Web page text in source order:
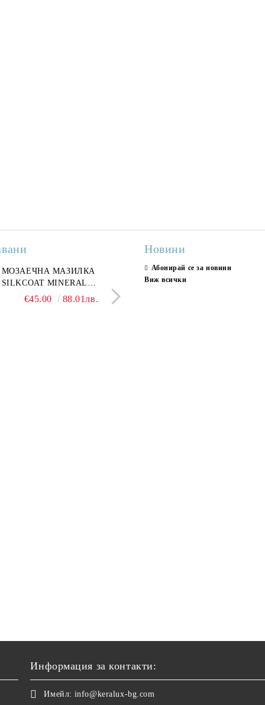
гранитогрес
GREY 60x120 см,
сив мрамор
€22.50 44.01лв.
Гранитогрес LESY GREY
GOLD 60х120см, тип
МОЗАЕЧНА МАЗИЛКА
SILKCOAT MINERAL
PLASTER STONE, СИТЕН
€45.00 88.01лв.
СТЕННИ ПЛОЧКИ
30X90CM, ГЛАНЦ
Новини
Абонирай се за новини
Виж всички
Информация за контакти:
Имейл: info@keralux-bg.com